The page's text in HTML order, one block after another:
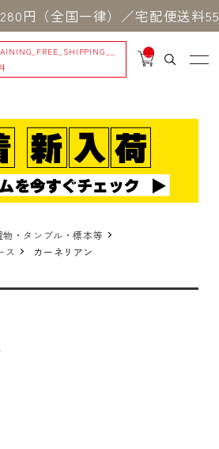
円（全国一律）／宅配便送料
__
IT
_
物・タンブル・標本等
ス
カーネリアン